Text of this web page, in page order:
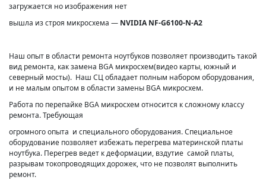
загружается но изображения нет
вышла из строя микросхема — NVIDIA NF-G6100-N-A2
Наш опыт в области ремонта ноутбуков позволяет производить такой
вид ремонта, как замена BGA микросхем(видео карты, южный и
северный мосты). Наш СЦ обладает полным набором оборудования,
и не малым опытом в области замены BGA микросхем.
Работа по перепайке BGA микросхем относится к сложному классу
ремонта. Требующая
огромного опыта и специального оборудования. Специальное
оборудование позволяет избежать перегрева материнской платы
ноутбука. Перегрев ведет к деформации, вздутие самой платы,
разрывам токопроводящих дорожек, что не позволят выполнить
ремонт.